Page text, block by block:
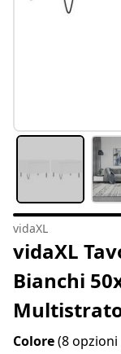
vidaXL
vidaXL
Bianchi
Colore(8